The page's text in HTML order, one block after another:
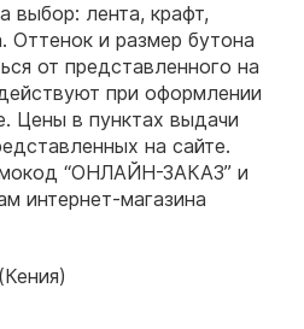
выбор: лента, крафт,
Оттенок и размер бутона
от представленного на
при оформлении
Цены в пунктах выдачи
на сайте.
“ОНЛАЙН-ЗАКАЗ” и
интернет-магазина